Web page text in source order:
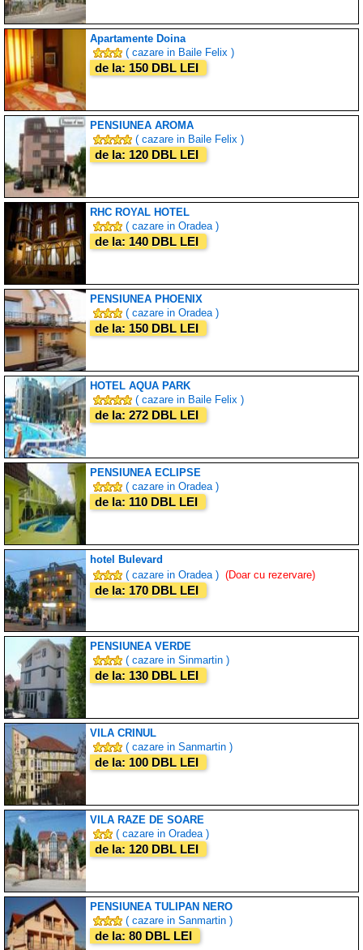
Apartamente Doina
( cazare in Baile Felix )
de la: 150 DBL LEI
PENSIUNEA AROMA
( cazare in Baile Felix )
de la: 120 DBL LEI
RHC ROYAL HOTEL
( cazare in Oradea )
de la: 140 DBL LEI
PENSIUNEA PHOENIX
( cazare in Oradea )
de la: 150 DBL LEI
HOTEL AQUA PARK
( cazare in Baile Felix )
de la: 272 DBL LEI
PENSIUNEA ECLIPSE
( cazare in Oradea )
de la: 110 DBL LEI
hotel Bulevard
( cazare in Oradea ) (Doar cu rezervare)
de la: 170 DBL LEI
PENSIUNEA VERDE
( cazare in Sinmartin )
de la: 130 DBL LEI
VILA CRINUL
( cazare in Sanmartin )
de la: 100 DBL LEI
VILA RAZE DE SOARE
( cazare in Oradea )
de la: 120 DBL LEI
PENSIUNEA TULIPAN NERO
( cazare in Sanmartin )
de la: 80 DBL LEI